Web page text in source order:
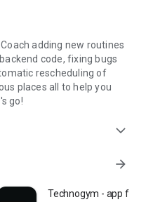
adding new routines
code, fixing bugs
rescheduling of
places all to help you
go!
expand_more
arrow_forward
Technogym - app